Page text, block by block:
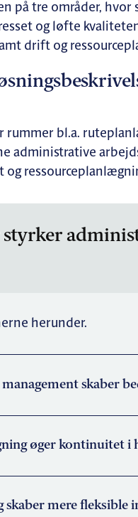
på tre områder,
og løfte
drift og
rummer bl.a.
administrative
styrker
herunder.
skaber
øger kontinuitet i
skaber mere fleksible